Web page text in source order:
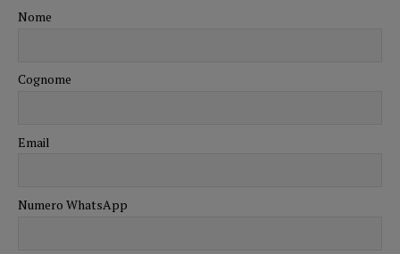
Nome
Cognome
Email
Numero WhatsApp